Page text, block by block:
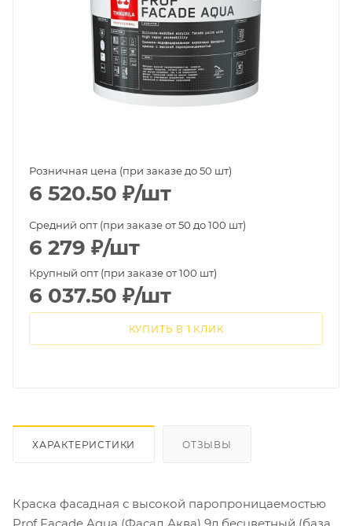
Розничная цена (при заказе до 50 шт)
6 520.50 ₽/шт
Средний опт (при заказе от 50 до 100 шт)
6 279 ₽/шт
Крупный опт (при заказе от 100 шт)
6 037.50 ₽/шт
КУПИТЬ В 1 КЛИК
ХАРАКТЕРИСТИКИ ОТЗЫВЫ
Краска фасадная с высокой паропроницаемостью